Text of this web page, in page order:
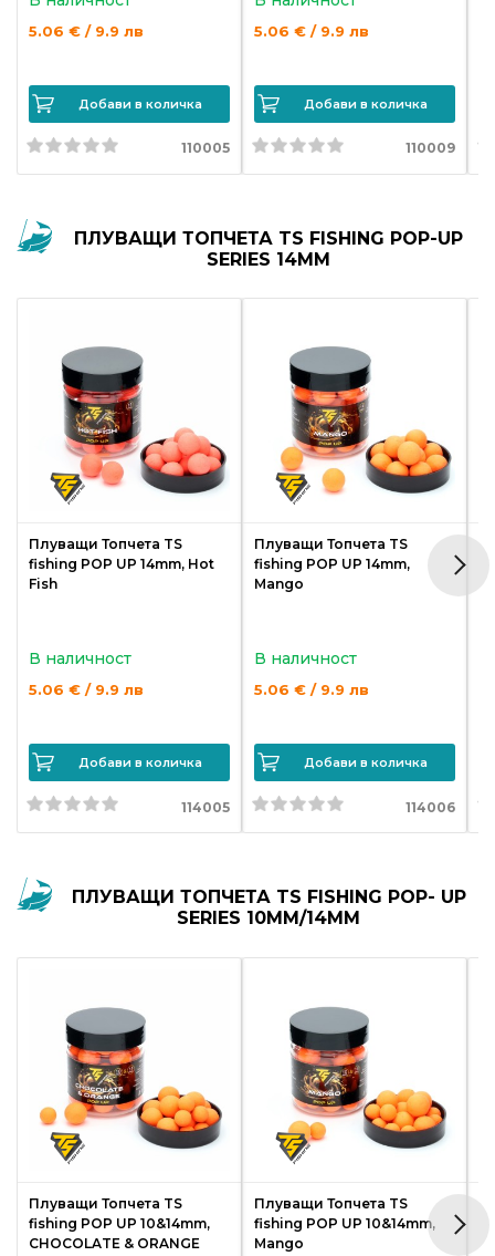
5.06 € / 9.9 лв
Добави в количка
110005
5.06 € / 9.9 лв
Добави в количка
110009
ПЛУВАЩИ ТОПЧЕТА TS FISHING POP-UP
SERIES 14MM
Плуващи Топчета TS
fishing POP UP 14mm, Hot
Fish
В наличност
5.06 € / 9.9 лв
Добави в количка
114005
Плуващи Топчета TS
fishing POP UP 14mm,
Mango
В наличност
5.06 € / 9.9 лв
Добави в количка
114006
ПЛУВАЩИ ТОПЧЕТА TS FISHING POP- UP
SERIES 10MM/14MM
Плуващи Топчета TS
fishing POP UP 10&14mm,
CHOCOLATE & ORANGE
Плуващи Топчета TS
fishing POP UP 10&14mm,
Mango